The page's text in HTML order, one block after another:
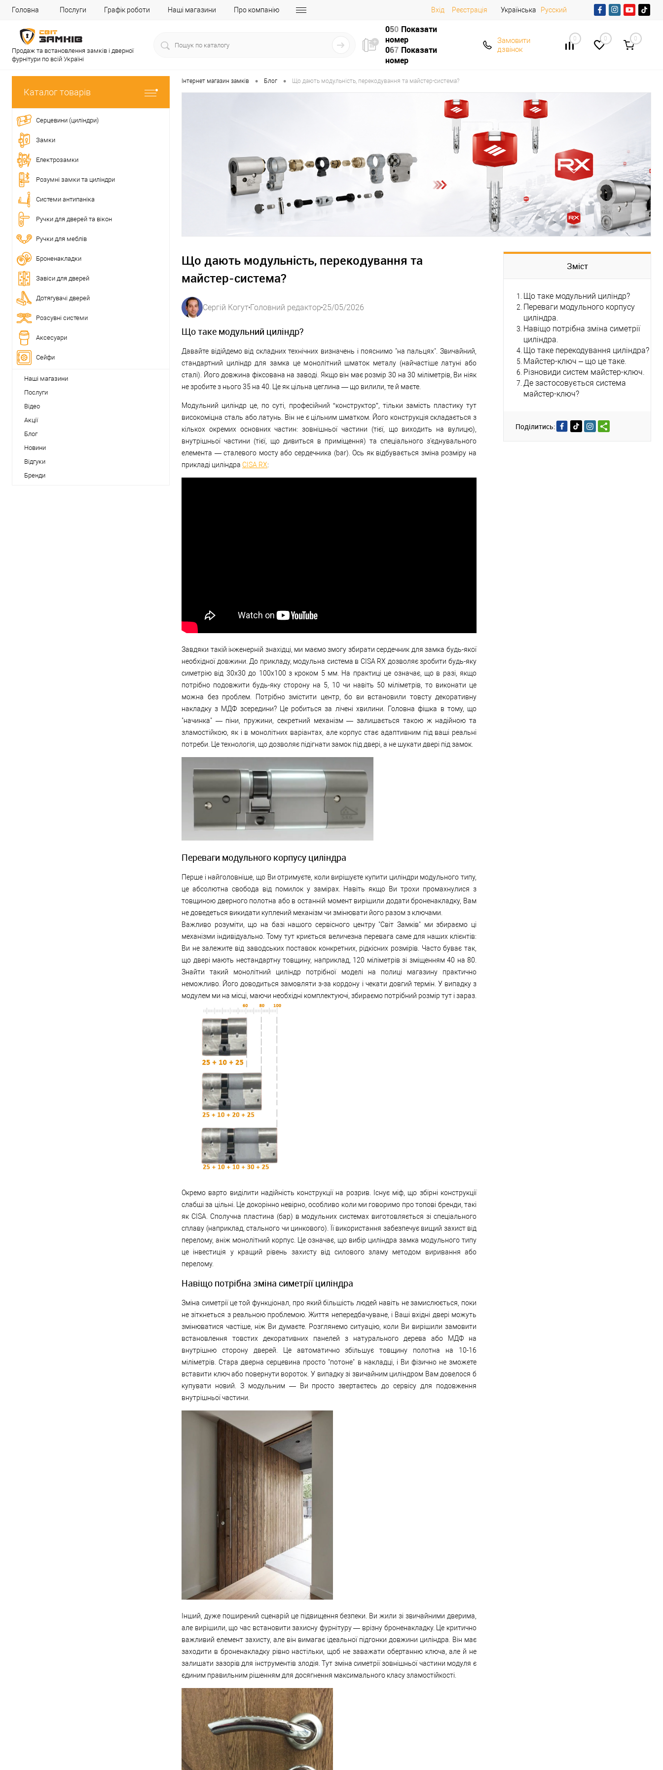
Головна Послуги Графік роботи Наші магазини Про компанію Вхід Реєстрація Українська Русский
Продаж та встановлення замків і дверної
фурнітури по всій Україні
050 Показати
номер
067 Показати
номер
Замовити
дзвінок
0 0 0
Каталог товарів
Серцевини (циліндри)
Замки
Електрозамки
Розумні замки та циліндри
Системи антипаніка
Ручки для дверей та вікон
Ручки для меблів
Броненакладки
Завіси для дверей
Дотягувачі дверей
Розсувні системи
Аксесуари
Сейфи
Наші магазини
Послуги
Відео
Акції
Блог
Новини
Відгуки
Бренди
Інтернет магазин замків • Блог • Що дають модульність, перекодування та майстер-система?
Що дають модульність, перекодування та
майстер-система?
Сергій Когут Головний редактор 25/05/2026
Що таке модульний циліндр?
Давайте відійдемо від складних технічних визначень і пояснимо "на пальцях". Звичайний,
стандартний циліндр для замка це монолітний шматок металу (найчастіше латуні або
сталі). Його довжина фіксована на заводі. Якщо він має розмір 30 на 30 міліметрів, Ви ніяк
не зробите з нього 35 на 40. Це як цільна цеглина — що вилили, те й маєте.
Модульний циліндр це, по суті, професійний “конструктор”, тільки замість пластику тут
високоміцна сталь або латунь. Він не є цільним шматком. Його конструкція складається з
кількох окремих основних частин: зовнішньої частини (тієї, що виходить на вулицю),
внутрішньої частини (тієї, що дивиться в приміщення) та спеціального з'єднувального
елемента — сталевого мосту або сердечника (bar). Ось як відбувається зміна розміру на
прикладі циліндра CISA RX:
Завдяки такій інженерній знахідці, ми маємо змогу збирати сердечник для замка будь-якої
необхідної довжини. До прикладу, модульна система в CISA RX дозволяє зробити будь-яку
симетрію від 30х30 до 100х100 з кроком 5 мм. На практиці це означає, що в разі, якщо
потрібно подовжити будь-яку сторону на 5, 10 чи навіть 50 міліметрів, то виконати це
можна без проблем. Потрібно змістити центр, бо ви встановили товсту декоративну
накладку з МДФ зсередини? Це робиться за лічені хвилини. Головна фішка в тому, що
"начинка" — піни, пружини, секретний механізм — залишається такою ж надійною та
зламостійкою, як і в монолітних варіантах, але корпус стає адаптивним під ваші реальні
потреби. Це технологія, що дозволяє підігнати замок під двері, а не шукати двері під замок.
Переваги модульного корпусу циліндра
Перше і найголовніше, що Ви отримуєте, коли вирішуєте купити циліндри модульного типу,
це абсолютна свобода від помилок у замірах. Навіть якщо Ви трохи промахнулися з
товщиною дверного полотна або в останній момент вирішили додати броненакладку, Вам
не доведеться викидати куплений механізм чи змінювати його разом з ключами.
Важливо розуміти, що на базі нашого сервісного центру "Світ Замків" ми збираємо ці
механізми індивідуально. Тому тут криється величезна перевага саме для наших клієнтів:
Ви не залежите від заводських поставок конкретних, рідкісних розмірів. Часто буває так,
що двері мають нестандартну товщину, наприклад, 120 міліметрів зі зміщенням 40 на 80.
Знайти такий монолітний циліндр потрібної моделі на полиці магазину практично
неможливо. Його доводиться замовляти з-за кордону і чекати довгий термін. У випадку з
модулем ми на місці, маючи необхідні комплектуючі, збираємо потрібний розмір тут і зараз.
Окремо варто виділити надійність конструкції на розрив. Існує міф, що збірні конструкції
слабші за цільні. Це докорінно невірно, особливо коли ми говоримо про топові бренди, такі
як CISA. Сполучна пластина (бар) в модульних системах виготовляється зі спеціального
сплаву (наприклад, стального чи цинкового). Її використання забезпечує вищий захист від
перелому, аніж монолітний корпус. Це означає, що вибір циліндра замка модульного типу
це інвестиція у кращий рівень захисту від силового зламу методом виривання або
перелому.
Навіщо потрібна зміна симетрії циліндра
Зміна симетрії це той функціонал, про який більшість людей навіть не замислюється, поки
не зіткнеться з реальною проблемою. Життя непередбачуване, і Ваші вхідні двері можуть
змінюватися частіше, ніж Ви думаєте. Розглянемо ситуацію, коли Ви вирішили замовити
встановлення товстих декоративних панелей з натурального дерева або МДФ на
внутрішню сторону дверей. Це автоматично збільшує товщину полотна на 10-16
міліметрів. Стара дверна серцевина просто "потоне" в накладці, і Ви фізично не зможете
вставити ключ або повернути вороток. У випадку зі звичайним циліндром Вам довелося б
купувати новий. З модульним — Ви просто звертаєтесь до сервісу для подовження
внутрішньої частини.
Інший, дуже поширений сценарій це підвищення безпеки. Ви жили зі звичайними дверима,
але вирішили, що час встановити захисну фурнітуру — врізну броненакладку. Це критично
важливий елемент захисту, але він вимагає ідеальної підгонки довжини циліндра. Він має
заходити в броненакладку рівно настільки, щоб не заважати обертанню ключа, але й не
залишати зазорів для інструментів злодія. Тут зміна симетрії зовнішньої частини модуля є
єдиним правильним рішенням для досягнення максимального класу зламостійкості.
Зміст
Що таке модульний циліндр?
Переваги модульного корпусу
циліндра.
Навіщо потрібна зміна симетрії
циліндра.
Що таке перекодування циліндра?
Майстер-ключ – що це таке.
Різновиди систем майстер-ключ.
Де застосовується система
майстер-ключ?
Поділитись: